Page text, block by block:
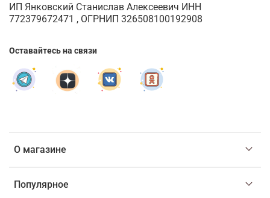
О магазине
Популярное
ИП Янковский Станислав Алексеевич ИНН
772379672471 , ОГРНИП 326508100192908
Оставайтесь на связи